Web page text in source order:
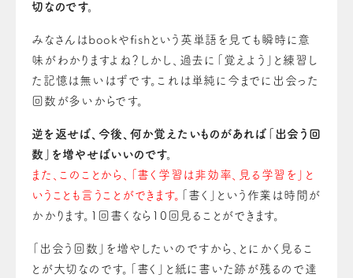
切なのです。
みなさんはbookやfishという英単語を見ても瞬時に意
味がわかりますよね？しかし、過去に「覚えよう」と練習し
た記憶は無いはずです。これは単純に今までに出会った
回数が多いからです。
逆を返せば、今後、何か覚えたいものがあれば「出会う回
数」を増やせばいいのです。
また、このことから、「書く学習は非効率、見る学習を」と
いうことも言うことができます。
「書く」という作業は時間が
かかります。1回書くなら10回見ることができます。
「出会う回数」を増やしたいのですから、とにかく見るこ
とが大切なのです。「書く」と紙に書いた跡が残るので達